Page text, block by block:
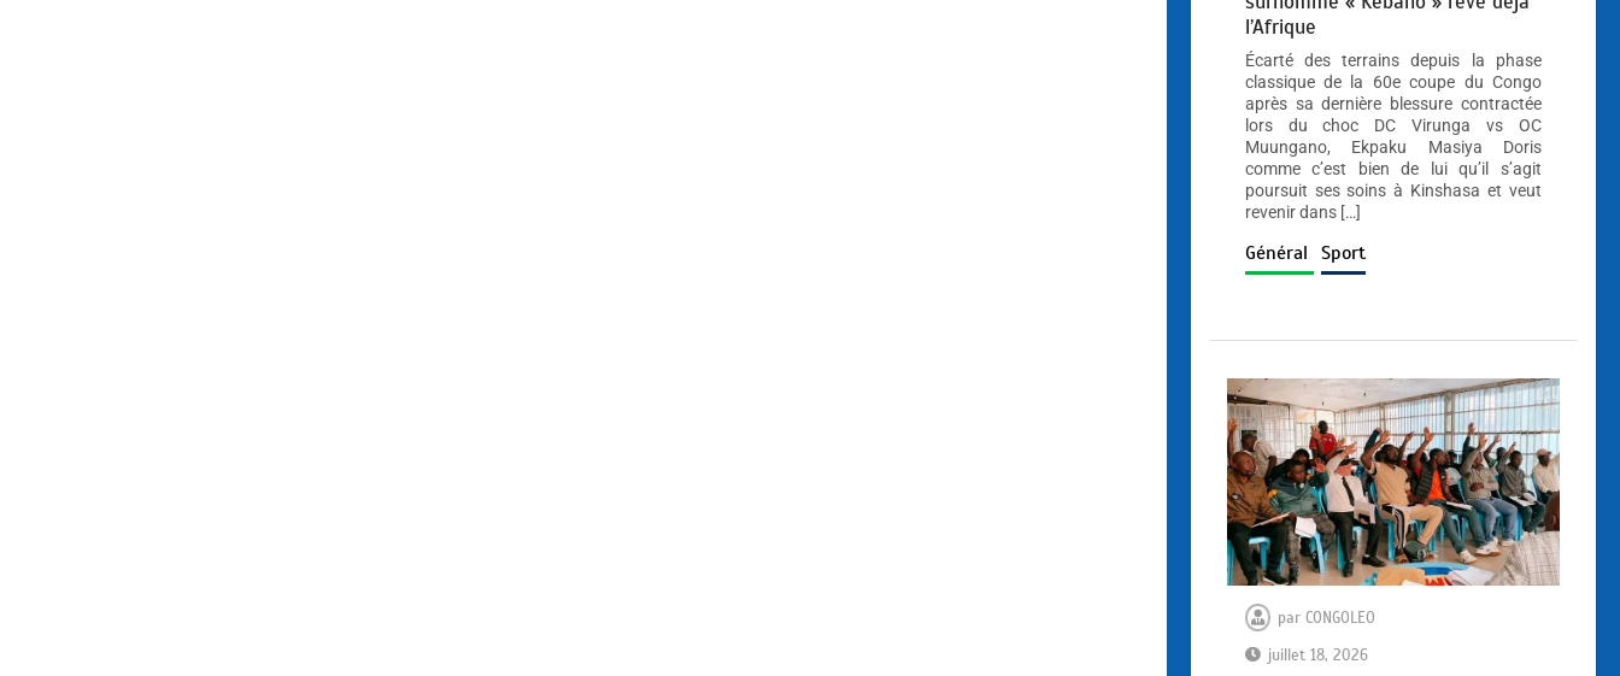
l’Afrique
Écarté des terrains depuis la phase
classique de la 60e coupe du Congo
après sa dernière blessure contractée
lors du choc DC Virunga vs OC
Muungano, Ekpaku Masiya Doris
comme c’est bien de lui qu’il s’agit
poursuit ses soins à Kinshasa et veut
revenir dans […]
Général Sport
par CONGOLEO
juillet 18, 2026